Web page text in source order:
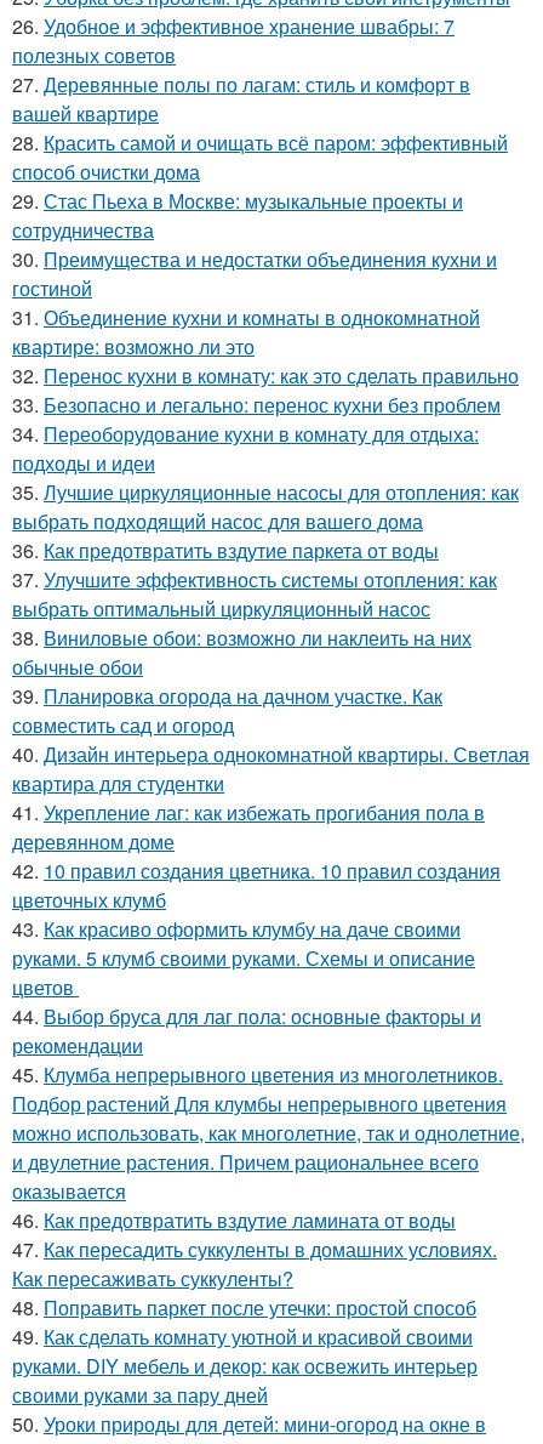
26. Удобное и эффективное хранение швабры: 7
полезных советов
27. Деревянные полы по лагам: стиль и комфорт в
вашей квартире
28. Красить самой и очищать всё паром: эффективный
способ очистки дома
29. Стас Пьеха в Москве: музыкальные проекты и
сотрудничества
30. Преимущества и недостатки объединения кухни и
гостиной
31. Объединение кухни и комнаты в однокомнатной
квартире: возможно ли это
32. Перенос кухни в комнату: как это сделать правильно
33. Безопасно и легально: перенос кухни без проблем
34. Переоборудование кухни в комнату для отдыха:
подходы и идеи
35. Лучшие циркуляционные насосы для отопления: как
выбрать подходящий насос для вашего дома
36. Как предотвратить вздутие паркета от воды
37. Улучшите эффективность системы отопления: как
выбрать оптимальный циркуляционный насос
38. Виниловые обои: возможно ли наклеить на них
обычные обои
39. Планировка огорода на дачном участке. Как
совместить сад и огород
40. Дизайн интерьера однокомнатной квартиры. Светлая
квартира для студентки
41. Укрепление лаг: как избежать прогибания пола в
деревянном доме
42. 10 правил создания цветника. 10 правил создания
цветочных клумб
43. Как красиво оформить клумбу на даче своими
руками. 5 клумб своими руками. Схемы и описание
цветов
44. Выбор бруса для лаг пола: основные факторы и
рекомендации
45. Клумба непрерывного цветения из многолетников.
Подбор растений Для клумбы непрерывного цветения
можно использовать, как многолетние, так и однолетние,
и двулетние растения. Причем рациональнее всего
оказывается
46. Как предотвратить вздутие ламината от воды
47. Как пересадить суккуленты в домашних условиях.
Как пересаживать суккуленты?
48. Поправить паркет после утечки: простой способ
49. Как сделать комнату уютной и красивой своими
руками. DIY мебель и декор: как освежить интерьер
своими руками за пару дней
50. Уроки природы для детей: мини-огород на окне в